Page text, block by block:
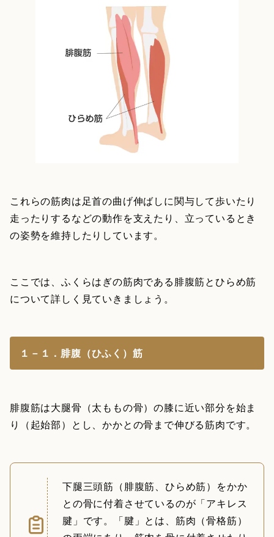
これらの筋肉は足首の曲げ伸ばしに関与して歩いたり
走ったりするなどの動作を支えたり、立っているとき
の姿勢を維持したりしています。
ここでは、ふくらはぎの筋肉である腓腹筋とひらめ筋
について詳しく見ていきましょう。
１－１．腓腹（ひふく）筋
腓腹筋は大腿骨（太ももの骨）の膝に近い部分を始ま
り（起始部）とし、かかとの骨まで伸びる筋肉です。
下腿三頭筋（腓腹筋、ひらめ筋）をかか
との骨に付着させているのが「アキレス
腱」です。「腱」とは、筋肉（骨格筋）